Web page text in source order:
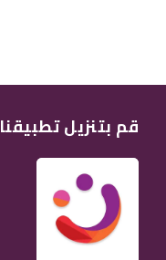
قم بتنزيل تطبيقنا